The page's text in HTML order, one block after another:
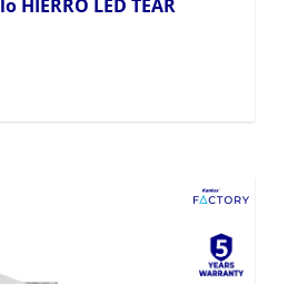
HIERRO LED TEAR